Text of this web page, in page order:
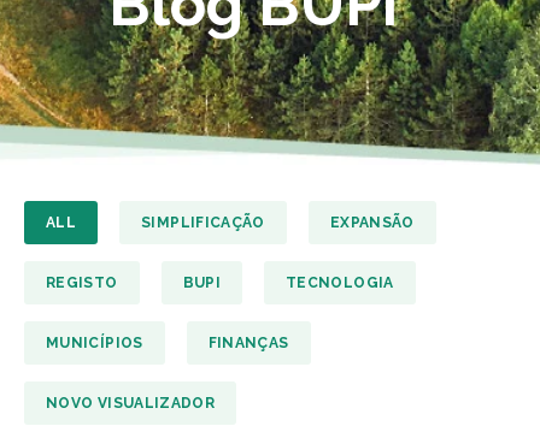
ALL SIMPLIFICAÇÃO EXPANSÃO
REGISTO BUPI TECNOLOGIA
MUNICÍPIOS FINANÇAS
NOVO VISUALIZADOR